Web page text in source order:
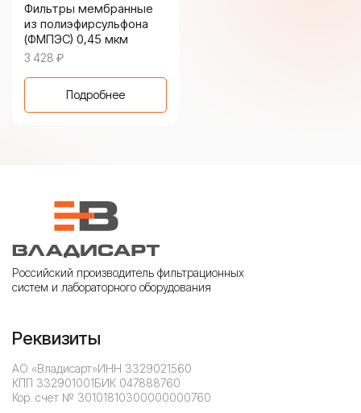
Фильтры мембранные
из полиэфирсульфона
(ФМПЭС) 0,45 мкм
3 428 ₽
Подробнее
Российский производитель фильтрационных
систем и лабораторного оборудования
Реквизиты
АО «Владисарт»ИНН 3329021560
КПП 332901001БИК 047888760
Кор. счет № 30101810300000000760